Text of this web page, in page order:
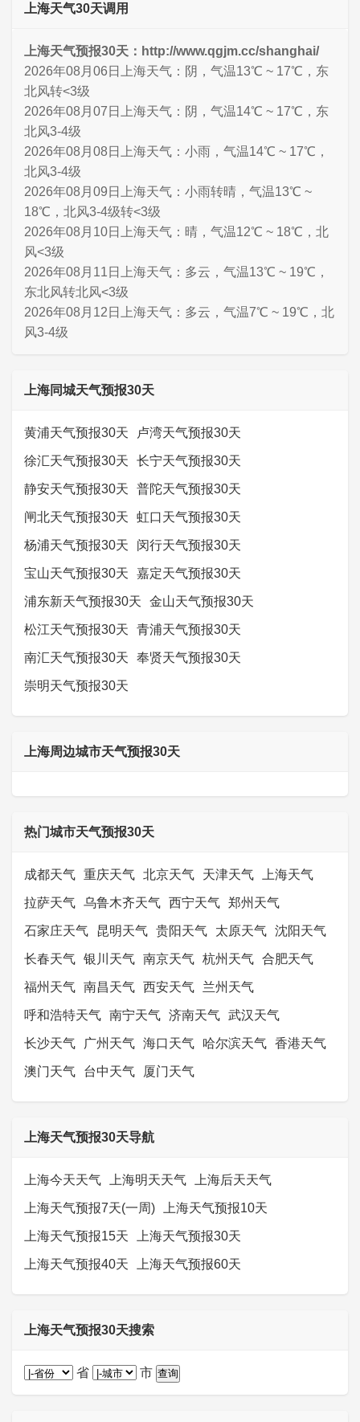
上海天气30天调用
上海天气预报30天：http://www.qgjm.cc/shanghai/
2026年08月06日上海天气：阴，气温13℃ ~ 17℃，东
北风转<3级
2026年08月07日上海天气：阴，气温14℃ ~ 17℃，东
北风3-4级
2026年08月08日上海天气：小雨，气温14℃ ~ 17℃，
北风3-4级
2026年08月09日上海天气：小雨转晴，气温13℃ ~
18℃，北风3-4级转<3级
2026年08月10日上海天气：晴，气温12℃ ~ 18℃，北
风<3级
2026年08月11日上海天气：多云，气温13℃ ~ 19℃，
东北风转北风<3级
2026年08月12日上海天气：多云，气温7℃ ~ 19℃，北
风3-4级
上海同城天气预报30天
黄浦天气预报30天 卢湾天气预报30天
徐汇天气预报30天 长宁天气预报30天
静安天气预报30天 普陀天气预报30天
闸北天气预报30天 虹口天气预报30天
杨浦天气预报30天 闵行天气预报30天
宝山天气预报30天 嘉定天气预报30天
浦东新天气预报30天 金山天气预报30天
松江天气预报30天 青浦天气预报30天
南汇天气预报30天 奉贤天气预报30天
崇明天气预报30天
上海周边城市天气预报30天
热门城市天气预报30天
成都天气 重庆天气 北京天气 天津天气 上海天气
拉萨天气 乌鲁木齐天气 西宁天气 郑州天气
石家庄天气 昆明天气 贵阳天气 太原天气 沈阳天气
长春天气 银川天气 南京天气 杭州天气 合肥天气
福州天气 南昌天气 西安天气 兰州天气
呼和浩特天气 南宁天气 济南天气 武汉天气
长沙天气 广州天气 海口天气 哈尔滨天气 香港天气
澳门天气 台中天气 厦门天气
上海天气预报30天导航
上海今天天气 上海明天天气 上海后天天气
上海天气预报7天(一周) 上海天气预报10天
上海天气预报15天 上海天气预报30天
上海天气预报40天 上海天气预报60天
上海天气预报30天搜索
省 市